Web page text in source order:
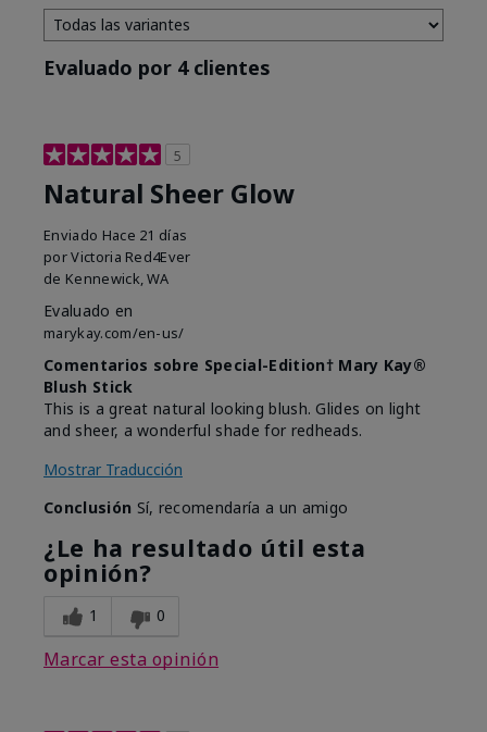
Evaluado por 4 clientes
5
Natural Sheer Glow
Enviado Hace 21 días
porVictoria Red4Ever
de Kennewick, WA
Evaluado en
marykay.com/en-us/
Comentarios sobre Special-Edition† Mary Kay®
Blush Stick
This is a great natural looking blush. Glides on light
and sheer, a wonderful shade for redheads.
Mostrar Traducción
Conclusión Sí, recomendaría a un amigo
¿Le ha resultado útil esta
opinión?
1 0
Marcar esta opinión